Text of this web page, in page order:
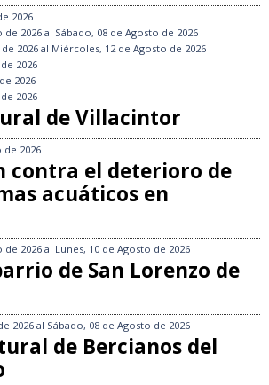
2026
de 2026 al Sábado, 08 de Agosto de 2026
2026 al Miércoles, 12 de Agosto de 2026
2026
2026
2026
de Villacintor
de 2026
contra el deterioro de
acuáticos en
de 2026 al Lunes, 10 de Agosto de 2026
de San Lorenzo de
2026 al Sábado, 08 de Agosto de 2026
de Bercianos del